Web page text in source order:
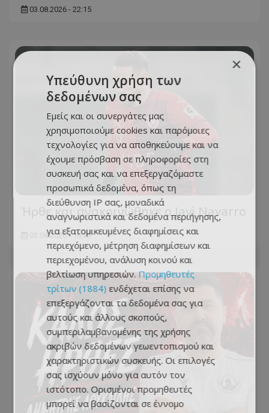
03.08.2026 - 22:15
Ήρθε και ανακοινώθηκε ο Javi Navarro
03.08.2026 - 16:29
×
Υπεύθυνη χρήση των
δεδομένων σας
Εμείς και οι συνεργάτες μας
χρησιμοποιούμε cookies και παρόμοιες
τεχνολογίες για να αποθηκεύουμε και να
έχουμε πρόσβαση σε πληροφορίες στη
συσκευή σας και να επεξεργαζόμαστε
προσωπικά δεδομένα, όπως τη
διεύθυνση IP σας, μοναδικά
αναγνωριστικά και δεδομένα περιήγησης,
για εξατομικευμένες διαφημίσεις και
περιεχόμενο, μέτρηση διαφημίσεων και
περιεχομένου, ανάλυση κοινού και
βελτίωση υπηρεσιών.Προμηθευτές
τρίτων (1884) ενδέχεται επίσης να
επεξεργάζονται τα δεδομένα σας για
αυτούς και άλλους σκοπούς,
συμπεριλαμβανομένης της χρήσης
ακριβών δεδομένων γεωεντοπισμού και
χαρακτηριστικών συσκευής. Οι επιλογές
σας ισχύουν μόνο για αυτόν τον
ιστότοπο. Ορισμένοι προμηθευτές
μπορεί να βασίζονται σε έννομο